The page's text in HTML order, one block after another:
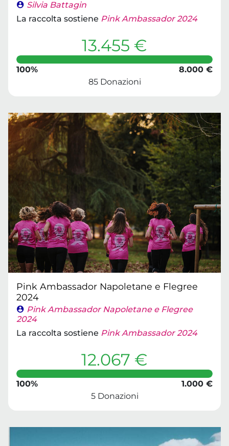
Silvia Battagin
La raccolta sostiene Pink Ambassador 2024
13.455 €
100%
8.000 €
85 Donazioni
Pink Ambassador Napoletane e Flegree
2024
Pink Ambassador Napoletane e Flegree
2024
La raccolta sostiene Pink Ambassador 2024
12.067 €
100%
1.000 €
5 Donazioni